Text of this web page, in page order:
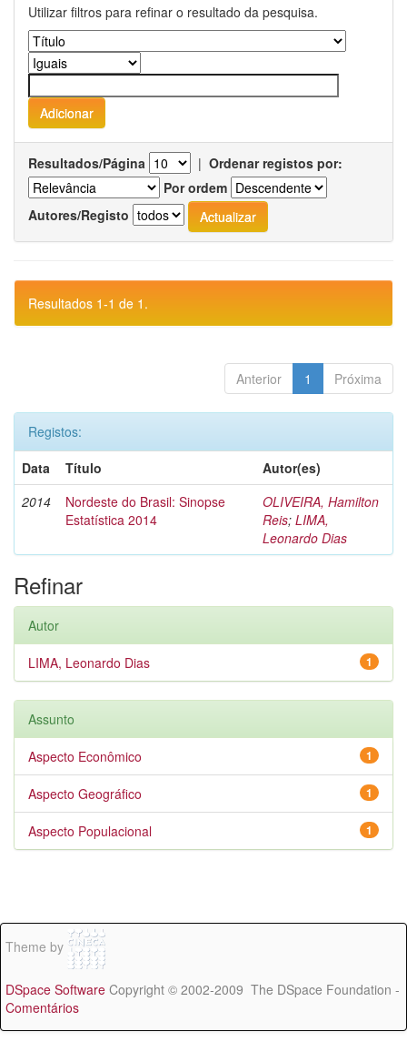
Utilizar filtros para refinar o resultado da pesquisa.
Resultados/Página | Ordenar registos por:
Por ordem
Autores/Registo
Resultados 1-1 de 1.
Anterior 1 Próxima
Registos:
Data
Título
Autor(es)
2014
Nordeste do Brasil: Sinopse
Estatística 2014
OLIVEIRA, Hamilton
Reis; LIMA,
Leonardo Dias
Refinar
Autor
1
LIMA, Leonardo Dias
Assunto
1
Aspecto Econômico
1
Aspecto Geográfico
1
Aspecto Populacional
Theme by
DSpace Software Copyright © 2002-2009 The DSpace Foundation -
Comentários